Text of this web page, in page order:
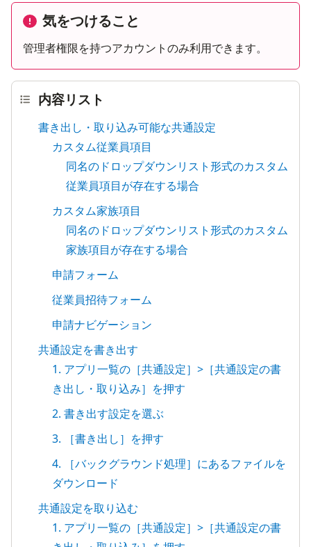
気をつけること
管理者権限を持つアカウントのみ利用できます。
内容リスト
書き出し・取り込み可能な共通設定
カスタム従業員項目
同名のドロップダウンリスト形式のカスタム
従業員項目が存在する場合
カスタム家族項目
同名のドロップダウンリスト形式のカスタム
家族項目が存在する場合
申請フォーム
従業員招待フォーム
申請ナビゲーション
共通設定を書き出す
1. アプリ一覧の［共通設定］>［共通設定の書
き出し・取り込み］を押す
2. 書き出す設定を選ぶ
3. ［書き出し］を押す
4. ［バックグラウンド処理］にあるファイルを
ダウンロード
共通設定を取り込む
1. アプリ一覧の［共通設定］>［共通設定の書